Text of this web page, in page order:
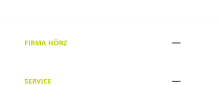
FIRMA HÖRZ
SERVICE